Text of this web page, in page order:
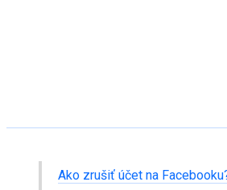
Ako zrušiť účet na